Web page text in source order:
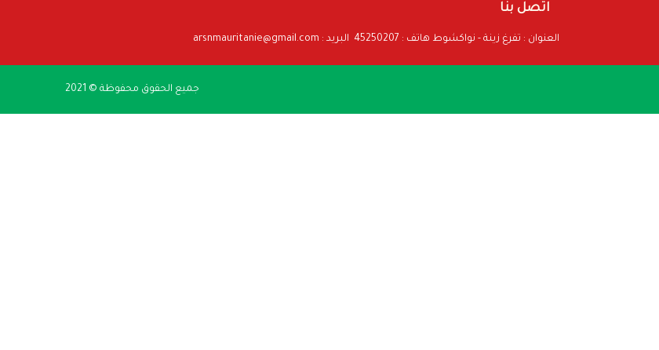
اتصل بنا
العنوان : تفرغ زينة - نواكشوط هاتف : 45250207 البريد : arsnmauritanie@gmail.com
جميع الحقوق محفوظة © 2021